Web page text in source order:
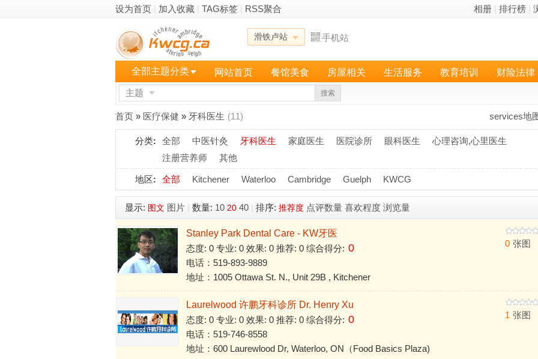
设为首页 加入收藏 TAG标签 RSS聚合 相册 排行榜
滑铁卢站 手机站
全部主题分类 网站首页 餐馆美食 房屋相关 生活服务 教育培训 财险法律
主题 搜索
services地
首页 » 医疗保健 » 牙科医生 (11)
分类: 全部 中医针灸 牙科医生 家庭医生 医院诊所 眼科医生
心理咨询,心里医生
注册营养师
其他
地区: 全部 Kitchener Waterloo Cambridge Guelph KWCG
显示: 图文 图片 数量: 10 20 40 排序: 推荐度 点评数量 喜欢程度 浏览量
Stanley Park Dental Care - KW牙医
态度: 0 专业: 0 效果: 0 推荐: 0 综合得分: 0
电话：519-893-9889
地址：1005 Ottawa St. N., Unit 29B , Kitchener
0 张图
Laurelwood 许鹏牙科诊所 Dr. Henry Xu
态度: 0 专业: 0 效果: 0 推荐: 0 综合得分: 0
电话：519-746-8558
地址：600 Laurewlood Dr, Waterloo, ON（Food Basics Plaza)
1 张图